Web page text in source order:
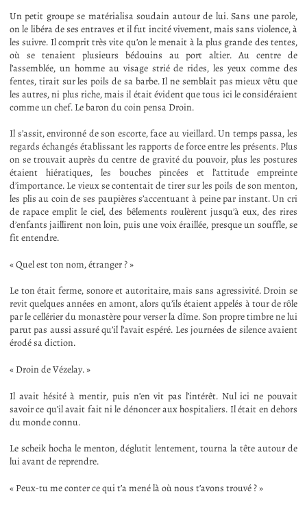
Un petit groupe se matérialisa soudain autour de lui. Sans une parole,
on le libéra de ses entraves et il fut incité vivement, mais sans violence, à
les suivre. Il comprit très vite qu’on le menait à la plus grande des tentes,
où se tenaient plusieurs bédouins au port altier. Au centre de
l’assemblée, un homme au visage strié de rides, les yeux comme des
fentes, tirait sur les poils de sa barbe. Il ne semblait pas mieux vêtu que
les autres, ni plus riche, mais il était évident que tous ici le considéraient
comme un chef. Le baron du coin pensa Droin.
Il s’assit, environné de son escorte, face au vieillard. Un temps passa, les
regards échangés établissant les rapports de force entre les présents. Plus
on se trouvait auprès du centre de gravité du pouvoir, plus les postures
étaient hiératiques, les bouches pincées et l’attitude empreinte
d’importance. Le vieux se contentait de tirer sur les poils de son menton,
les plis au coin de ses paupières s’accentuant à peine par instant. Un cri
de rapace emplit le ciel, des bêlements roulèrent jusqu’à eux, des rires
d’enfants jaillirent non loin, puis une voix éraillée, presque un souffle, se
fit entendre.
« Quel est ton nom, étranger ? »
Le ton était ferme, sonore et autoritaire, mais sans agressivité. Droin se
revit quelques années en amont, alors qu’ils étaient appelés à tour de rôle
par le cellérier du monastère pour verser la dîme. Son propre timbre ne lui
parut pas aussi assuré qu’il l’avait espéré. Les journées de silence avaient
érodé sa diction.
« Droin de Vézelay. »
Il avait hésité à mentir, puis n’en vit pas l’intérêt. Nul ici ne pouvait
savoir ce qu’il avait fait ni le dénoncer aux hospitaliers. Il était en dehors
du monde connu.
Le scheik hocha le menton, déglutit lentement, tourna la tête autour de
lui avant de reprendre.
« Peux-tu me conter ce qui t’a mené là où nous t’avons trouvé ? »